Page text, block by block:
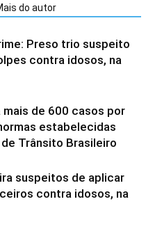
do autor
Preso trio suspeito
contra idosos, na
mais de 600 casos por
estabelecidas
Trânsito Brasileiro
suspeitos de aplicar
contra idosos, na